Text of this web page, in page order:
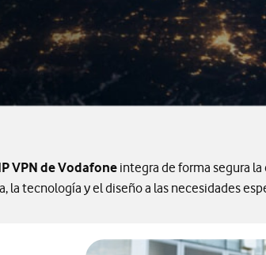
VPN de Vodafone integra de forma segura
la tecnología y el diseño a las necesidades